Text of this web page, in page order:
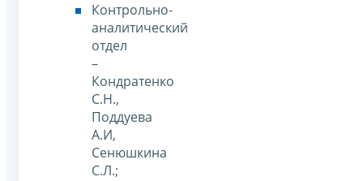
Контрольно-
аналитический
отдел
–
Кондратенко
С.Н.,
Поддуева
А.И,
Сенюшкина
С.Л.;